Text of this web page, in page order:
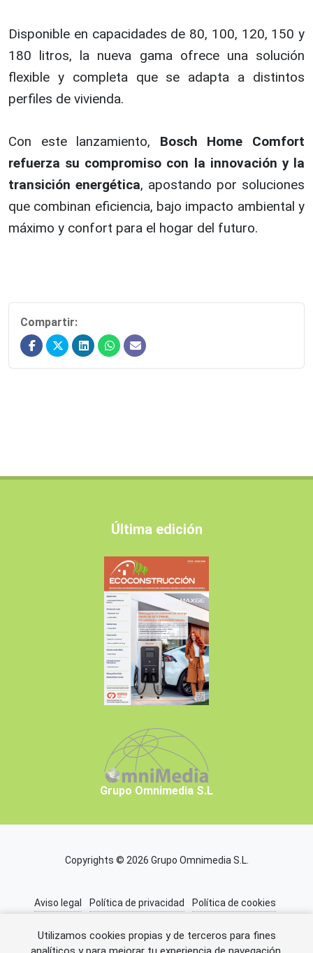
Utilizamos cookies propias y de terceros para fines
Disponible en capacidades de 80, 100, 120, 150 y
180 litros, la nueva gama ofrece una solución
flexible y completa que se adapta a distintos
perfiles de vivienda.
Con este lanzamiento, Bosch Home Comfort
refuerza su compromiso con la innovación y la
transición energética, apostando por soluciones
que combinan eficiencia, bajo impacto ambiental y
máximo y confort para el hogar del futuro.
Compartir:
Última edición
Grupo Omnimedia S.L
Copyrights © 2026 Grupo Omnimedia S.L.
Aviso legal Política de privacidad
Política de cookies